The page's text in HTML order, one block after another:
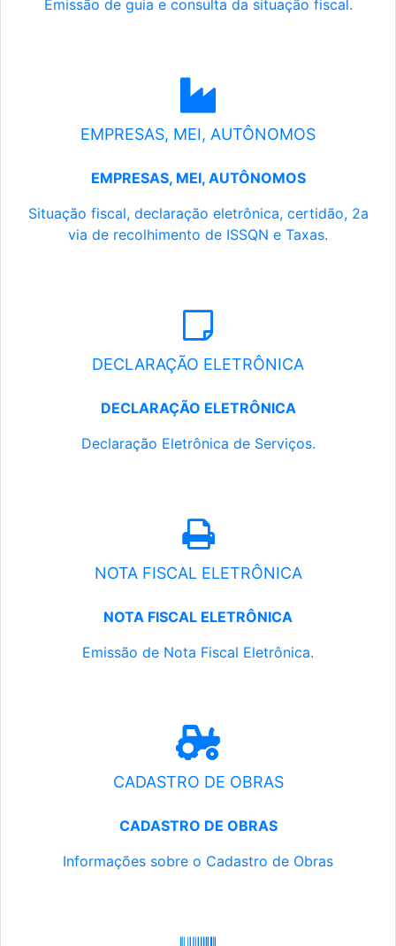
Emissão de guia e consulta da situação fiscal.
EMPRESAS, MEI, AUTÔNOMOS
EMPRESAS, MEI, AUTÔNOMOS
Situação fiscal, declaração eletrônica, certidão, 2a
via de recolhimento de ISSQN e Taxas.
DECLARAÇÃO ELETRÔNICA
DECLARAÇÃO ELETRÔNICA
Declaração Eletrônica de Serviços.
NOTA FISCAL ELETRÔNICA
NOTA FISCAL ELETRÔNICA
Emissão de Nota Fiscal Eletrônica.
CADASTRO DE OBRAS
CADASTRO DE OBRAS
Informações sobre o Cadastro de Obras